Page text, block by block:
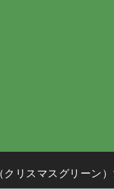
クリスマスグリーン